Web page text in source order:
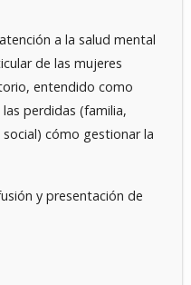
a la salud mental
de las mujeres
entendido como
perdidas (familia,
cómo gestionar la
y presentación de